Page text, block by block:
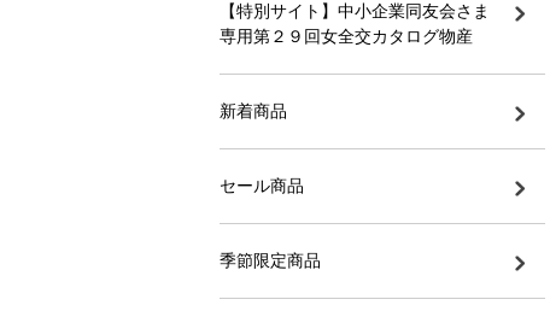
【特別サイト】中小企業同友会さま
専用第２９回女全交カタログ物産
新着商品
セール商品
季節限定商品